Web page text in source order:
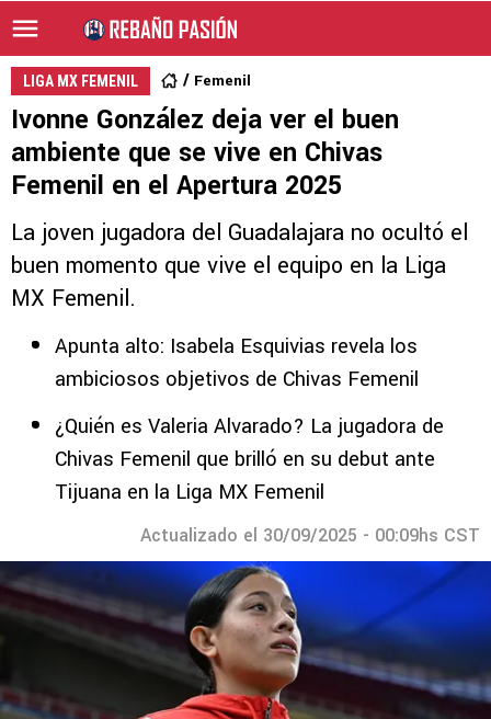
LIGA MX FEMENIL Femenil
Ivonne González deja ver el buen
ambiente que se vive en Chivas
Femenil en el Apertura 2025
La joven jugadora del Guadalajara no ocultó el
buen momento que vive el equipo en la Liga
MX Femenil.
Apunta alto: Isabela Esquivias revela los
ambiciosos objetivos de Chivas Femenil
¿Quién es Valeria Alvarado? La jugadora de
Chivas Femenil que brilló en su debut ante
Tijuana en la Liga MX Femenil
Actualizado el 30/09/2025 - 00:09hs CST